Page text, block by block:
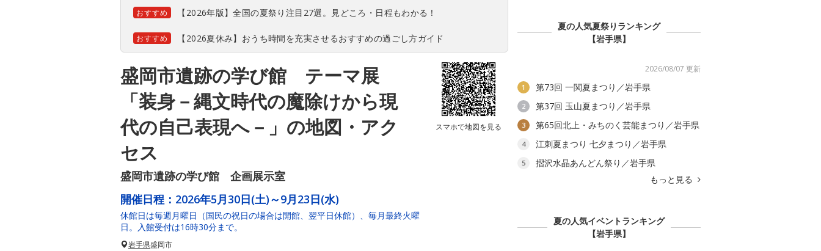
おすすめ 【2026年版】全国の夏祭り注目27選。見どころ・日程もわかる！
おすすめ 【2026夏休み】おうち時間を充実させるおすすめの過ごし方ガイド
盛岡市遺跡の学び館 テーマ展
「装身－縄文時代の魔除けから現
代の自己表現へ－」の地図・アク
セス
盛岡市遺跡の学び館 企画展示室
スマホで地図を見る
開催日程： 2026年5月30日(土)～9月23日(水)
休館日は毎週月曜日（国民の祝日の場合は開館、翌平日休館）、毎月最終火曜
日。入館受付は16時30分まで。
岩手県盛岡市
夏の人気夏祭りランキング
【岩手県】
2026/08/07 更新
1 第73回 一関夏まつり／岩手県
2 第37回 玉山夏まつり／岩手県
3 第65回北上・みちのく芸能まつり／岩手県
4 江刺夏まつり 七夕まつり／岩手県
5
摺沢水晶あんどん祭り／岩手県
もっと見る
夏の人気イベントランキング
【岩手県】